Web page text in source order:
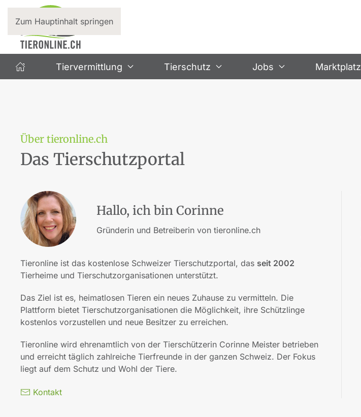
Zum Hauptinhalt springen
Tiervermittlung Tierschutz Jobs Marktplatz
Über tieronline.ch
Das Tierschutzportal
Hallo, ich bin Corinne
Gründerin und Betreiberin von tieronline.ch
Tieronline ist das kostenlose Schweizer Tierschutzportal, das seit 2002
Tierheime und Tierschutzorganisationen unterstützt.
Das Ziel ist es, heimatlosen Tieren ein neues Zuhause zu vermitteln. Die
Plattform bietet Tierschutzorganisationen die Möglichkeit, ihre Schützlinge
kostenlos vorzustellen und neue Besitzer zu erreichen.
Tieronline wird ehrenamtlich von der Tierschützerin Corinne Meister betrieben
und erreicht täglich zahlreiche Tierfreunde in der ganzen Schweiz. Der Fokus
liegt auf dem Schutz und Wohl der Tiere.
Kontakt